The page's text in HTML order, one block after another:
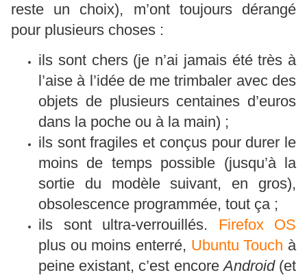
reste un choix), m’ont toujours dérangé
pour plusieurs choses :
ils sont chers (je n’ai jamais été très à
l’aise à l’idée de me trimbaler avec des
objets de plusieurs centaines d’euros
dans la poche ou à la main) ;
ils sont fragiles et conçus pour durer le
moins de temps possible (jusqu’à la
sortie du modèle suivant, en gros),
obsolescence programmée, tout ça ;
ils sont ultra-verrouillés. Firefox OS
plus ou moins enterré, Ubuntu Touch à
peine existant, c’est encoreAndroid(et